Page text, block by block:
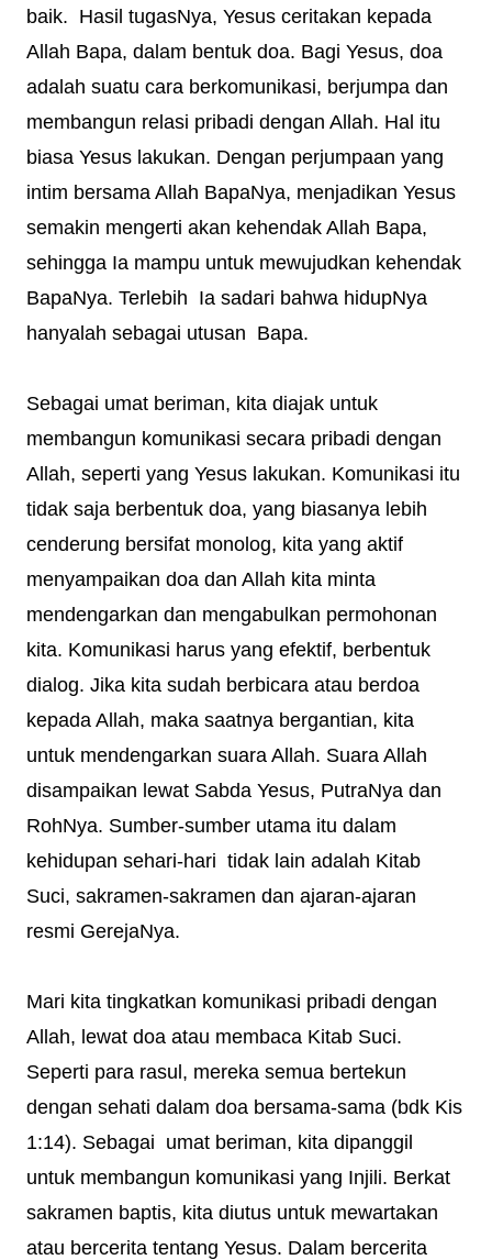
baik. Hasil tugasNya, Yesus ceritakan kepada
Allah Bapa, dalam bentuk doa. Bagi Yesus, doa
adalah suatu cara berkomunikasi, berjumpa dan
membangun relasi pribadi dengan Allah. Hal itu
biasa Yesus lakukan. Dengan perjumpaan yang
intim bersama Allah BapaNya, menjadikan Yesus
semakin mengerti akan kehendak Allah Bapa,
sehingga Ia mampu untuk mewujudkan kehendak
BapaNya. Terlebih Ia sadari bahwa hidupNya
hanyalah sebagai utusan Bapa.
Sebagai umat beriman, kita diajak untuk
membangun komunikasi secara pribadi dengan
Allah, seperti yang Yesus lakukan. Komunikasi itu
tidak saja berbentuk doa, yang biasanya lebih
cenderung bersifat monolog, kita yang aktif
menyampaikan doa dan Allah kita minta
mendengarkan dan mengabulkan permohonan
kita. Komunikasi harus yang efektif, berbentuk
dialog. Jika kita sudah berbicara atau berdoa
kepada Allah, maka saatnya bergantian, kita
untuk mendengarkan suara Allah. Suara Allah
disampaikan lewat Sabda Yesus, PutraNya dan
RohNya. Sumber-sumber utama itu dalam
kehidupan sehari-hari tidak lain adalah Kitab
Suci, sakramen-sakramen dan ajaran-ajaran
resmi GerejaNya.
Mari kita tingkatkan komunikasi pribadi dengan
Allah, lewat doa atau membaca Kitab Suci.
Seperti para rasul, mereka semua bertekun
dengan sehati dalam doa bersama-sama (bdk Kis
1:14). Sebagai umat beriman, kita dipanggil
untuk membangun komunikasi yang Injili. Berkat
sakramen baptis, kita diutus untuk mewartakan
atau bercerita tentang Yesus. Dalam bercerita